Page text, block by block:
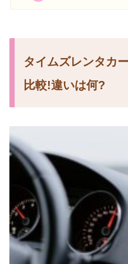
タイムズレンタカ
比較!違いは何?